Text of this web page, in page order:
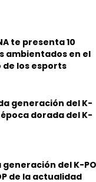
te presenta 10
ambientados en el
de los esports
generación del K-
época dorada del K-
del K-
de la actualidad